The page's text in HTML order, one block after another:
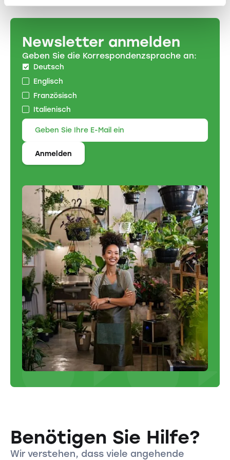
Newsletter anmelden
Geben Sie die Korrespondenzsprache an:
Deutsch
Englisch
Französisch
Italienisch
Benötigen Sie Hilfe?
Wir verstehen, dass viele angehende